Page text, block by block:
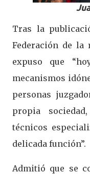
Tras la
Federación de la
expuso que
mecanismos
personas
propia
técnicos
delicada función”.
Admitió que se